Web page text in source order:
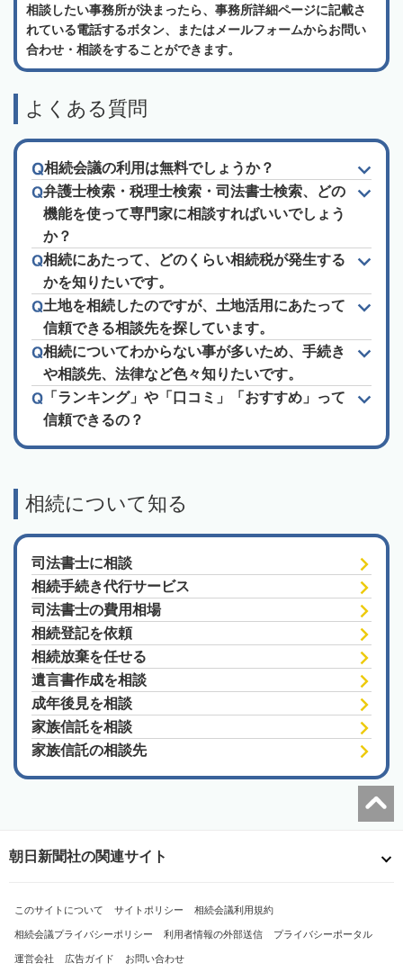
相談したい事務所が決まったら、事務所詳細ページに記載さ
れている電話するボタン、またはメールフォームからお問い
合わせ・相談をすることができます。
よくある質問
相続会議の利用は無料でしょうか？
弁護士検索・税理士検索・司法書士検索、どの
機能を使って専門家に相談すればいいでしょう
か？
相続にあたって、どのくらい相続税が発生する
かを知りたいです。
土地を相続したのですが、土地活用にあたって
信頼できる相談先を探しています。
相続についてわからない事が多いため、手続き
や相談先、法律など色々知りたいです。
「ランキング」や「口コミ」「おすすめ」って
信頼できるの？
相続について知る
司法書士に相談
相続手続き代行サービス
司法書士の費用相場
相続登記を依頼
相続放棄を任せる
遺言書作成を相談
成年後見を相談
家族信託を相談
家族信託の相談先
朝日新聞社の関連サイト
このサイトについて サイトポリシー 相続会議利用規約
相続会議プライバシーポリシー 利用者情報の外部送信 プライバシーポータル
運営会社 広告ガイド お問い合わせ